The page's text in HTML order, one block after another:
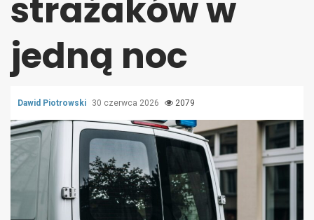
strażaków w
jedną noc
Dawid Piotrowski 30 czerwca 2026 2079